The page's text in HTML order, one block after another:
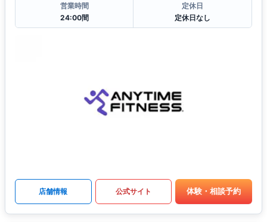
営業時間
24:00間
定休日
定休日なし
店舗情報 公式サイト 体験・相談予約